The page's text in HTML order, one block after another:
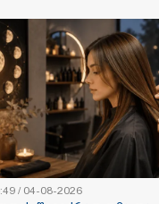
რომ
1
10:49
/ 04-08-2026